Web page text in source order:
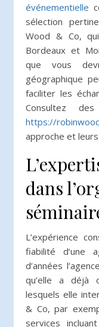
événementielle
sélection
Wood & Co,
Bordeaux et
que vous
géographique
faciliter les
Consultez
https://
approche et
dans
L’expérience
fiabilité d’une
d’années
qu’elle a déjà
lesquels elle
& Co, par
services